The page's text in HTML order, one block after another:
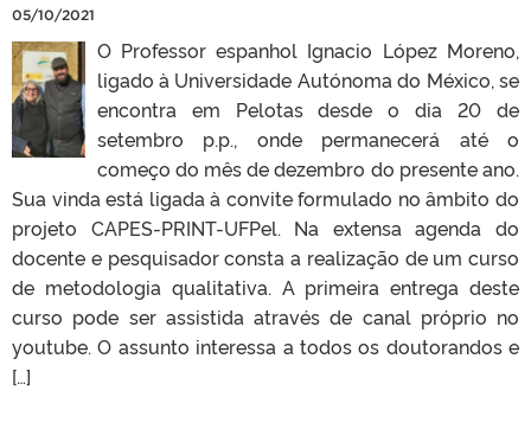
05/10/2021
O Professor espanhol Ignacio López Moreno,
ligado à Universidade Autónoma do México, se
encontra em Pelotas desde o dia 20 de
setembro p.p., onde permanecerá até o
começo do mês de dezembro do presente ano.
Sua vinda está ligada à convite formulado no âmbito do
projeto CAPES-PRINT-UFPel. Na extensa agenda do
docente e pesquisador consta a realização de um curso
de metodologia qualitativa. A primeira entrega deste
curso pode ser assistida através de canal próprio no
youtube. O assunto interessa a todos os doutorandos e
[…]